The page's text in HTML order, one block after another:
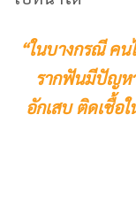
“ในบางกรณี ค
รากฟันมีปัญห
อักเสบ ติดเชื้อ